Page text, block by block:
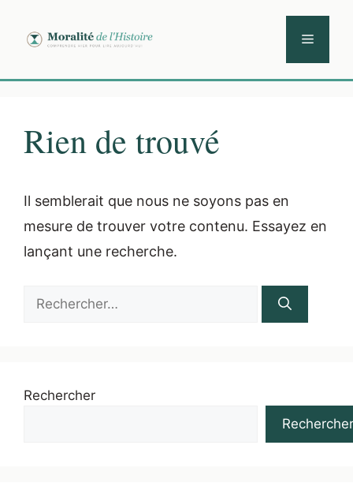
contenu
Menu
Rien de trouvé
Il semblerait que nous ne soyons pas en
mesure de trouver votre contenu. Essayez en
lançant une recherche.
Rechercher :
Rechercher
Rechercher